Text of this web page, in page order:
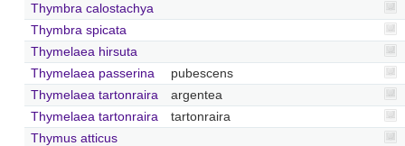
Thymbra calostachya
Thymbra spicata
Thymelaea hirsuta
Thymelaea passerina
pubescens
Thymelaea tartonraira
argentea
Thymelaea tartonraira
tartonraira
Thymus atticus